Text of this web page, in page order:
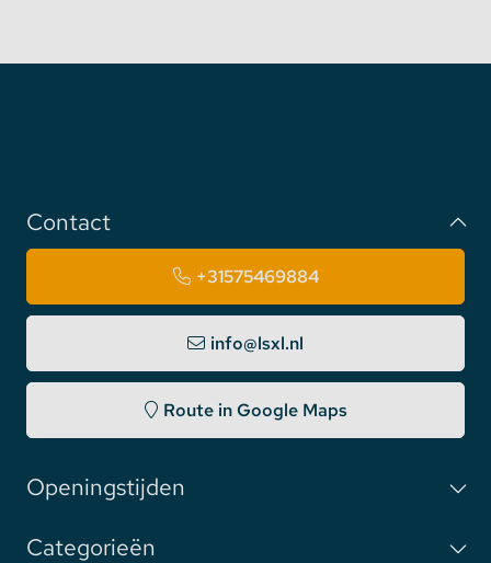
Contact
+31575469884
info@lsxl.nl
Route in Google Maps
Openingstijden
Categorieën